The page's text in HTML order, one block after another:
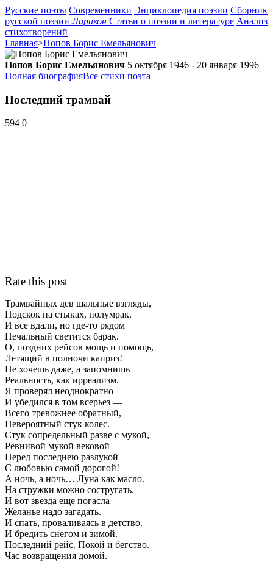
Русские поэты Современники Энциклопедия поэзии Сборник
русской поэзии Лирикон Статьи о поэзии и литературе Анализ
стихотворений
Главная>Попов Борис Емельянович
Попов Борис Емельянович 5 октября 1946 - 20 января 1996
Полная биографияВсе стихи поэта
Последний трамвай
594 0
Rate this post
Трамвайных дев шальные взгляды,
Подскок на стыках, полумрак.
И все вдали, но где-то рядом
Печальный светится барак.
О, поздних рейсов мощь и помощь,
Летящий в полночи каприз!
Не хочешь даже, а запомнишь
Реальность, как ирреализм.
Я проверял неоднократно
И убедился в том всерьез —
Всего тревожнее обратный,
Невероятный стук колес.
Стук сопредельный разве с мукой,
Ревнивой мукой вековой —
Перед последнею разлукой
С любовью самой дорогой!
А ночь, а ночь… Луна как масло.
На стружки можно состругать.
И вот звезда еще погасла —
Желанье надо загадать.
И спать, проваливаясь в детство.
И бредить снегом и зимой.
Последний рейс. Покой и бегство.
Час возвращения домой.